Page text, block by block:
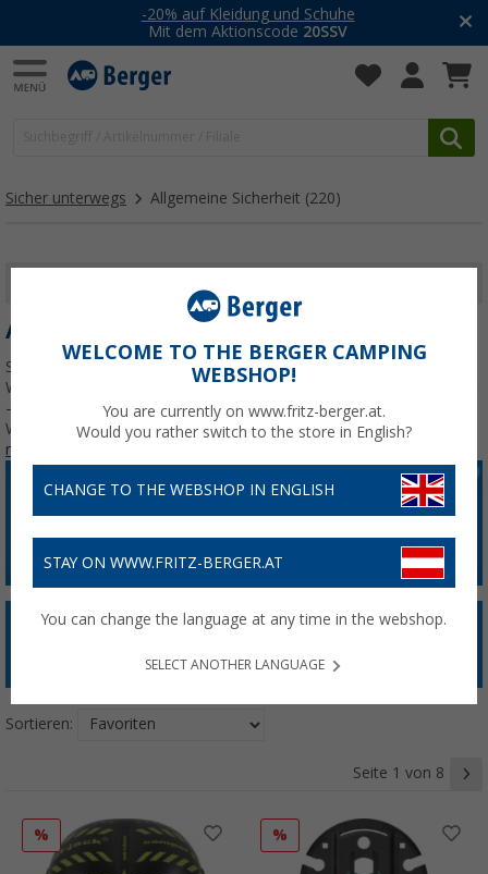
-20% auf Kleidung und Schuhe
Mit dem Aktionscode 20SSV
Sicher unterwegs Allgemeine Sicherheit (220)
ALLGEMEINE SICHERHEIT
Sicher unterwegs mit dem richtigen Zubehör: Hier findest du
Warnwesten, Warndreiecke, Schneeketten, Zusatzspiegel und mehr
– alles, was du für sicheres Reisen im Auto, Camper oder
Wohnwagen brauchst. Pflichtausstattung, Kontrolle & Schutz
mehr über unsere Kategorie
Sicher gegen Einbruch Sicher vor Diebstahl
Allgemeine Sicherheit
Sortieren:
Seite 1 von 8
% %
WELCOME TO THE BERGER CAMPING
WEBSHOP!
You are currently on www.fritz-berger.at.
Would you rather switch to the store in English?
CHANGE TO THE WEBSHOP IN ENGLISH
STAY ON WWW.FRITZ-BERGER.AT
You can change the language at any time in the webshop.
SELECT ANOTHER LANGUAGE